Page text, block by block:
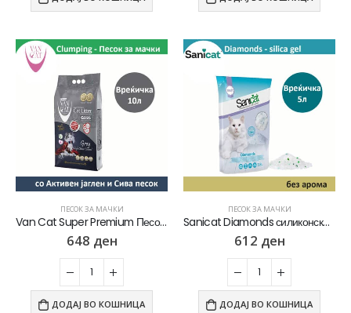
ПЕСОК ЗА МАЧКИ
Van Cat Super Premium Песок за мачки со микс на Активен јаглен и Сива песок [Вреќичка 10л]
648 ден
ДОДАЈ ВО КОШНИЦА
ПЕСОК ЗА МАЧКИ
Sanicat Diamonds силиконски Песок за мачки без арома [Вреќичка 5л]
612 ден
ДОДАЈ ВО КОШНИЦА